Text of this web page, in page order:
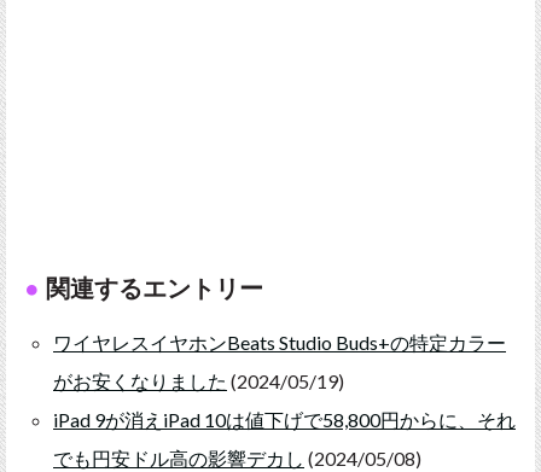
関連するエントリー
ワイヤレスイヤホンBeats Studio Buds+の特定カラー
がお安くなりました (2024/05/19)
iPad 9が消えiPad 10は値下げで58,800円からに、それ
でも円安ドル高の影響デカし (2024/05/08)